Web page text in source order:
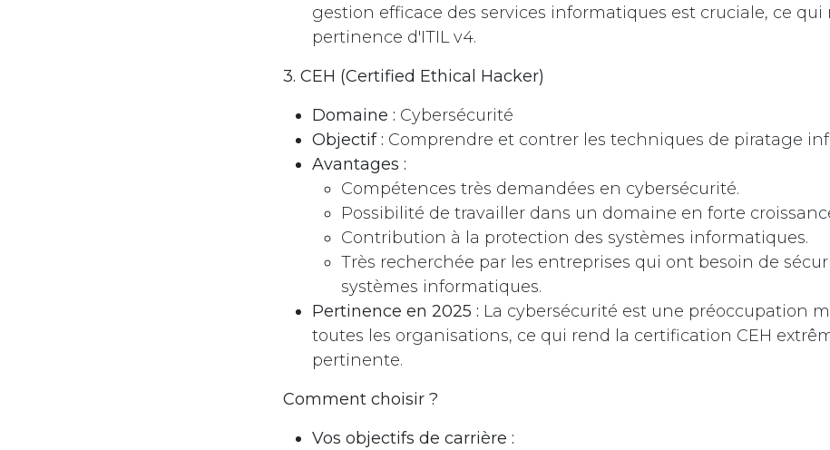
gestion efficace des services informatiques est cruciale, ce
pertinence d'ITIL v4.
3. CEH (Certified Ethical Hacker)
Domaine : Cybersécurité
Objectif : Comprendre et contrer les techniques de piratage
Avantages :
Compétences très demandées en cybersécurité.
Possibilité de travailler dans un domaine en forte
Contribution à la protection des systèmes informatiques.
Très recherchée par les entreprises qui ont besoin de
systèmes informatiques.
Pertinence en 2025 : La cybersécurité est une préoccupation
toutes les organisations, ce qui rend la certification CEH
pertinente.
Comment choisir ?
Vos objectifs de carrière :